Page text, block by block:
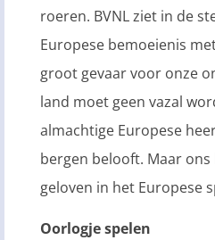
roeren. BVNL ziet in de
Europese bemoeienis
groot gevaar voor onze
land moet geen vazal
almachtige Europese
bergen belooft. Maar
geloven in het Europese
Oorlogje spelen